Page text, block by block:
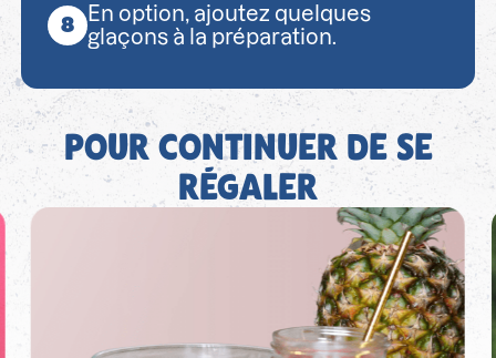
En option, ajoutez quelques
glaçons à la préparation.
POUR CONTINUER DE SE
RÉGALER